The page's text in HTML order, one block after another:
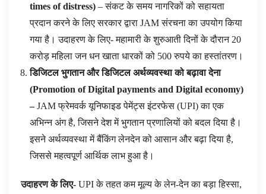
times of distress) – संकट के समय नागरिकों को सहायता
प्रदान करने के लिए सरकार द्वारा JAM संरचना का उपयोग किया
गया है। उदाहरण के लिए- महामारी के शुरुआती दिनों के दौरान 20
करोड़ महिला जन धन खाता धारकों को 500 रुपये का हस्तांतरण।
डिजिटल भुगतान और डिजिटल अर्थव्यवस्था को बढ़ावा देना
(Promotion of Digital payments and Digital economy)
–JAM फ्रेमवर्क यूनिफाइड पेमेंट्स इंटरफेस (UPI) का एक
अभिन्न अंग है, जिसने देश में भुगतान प्रणालियों को बदल दिया है।
इसने अर्थव्यवस्था में बैंकिंग लेनदेन को आसान और बढ़ा दिया है,
जिससे महत्वपूर्ण आर्थिक लाभ हुआ है।
उदाहरण के लिए- UPI के तहत कम मूल्य के लेन-देन का बड़ा हिस्सा,